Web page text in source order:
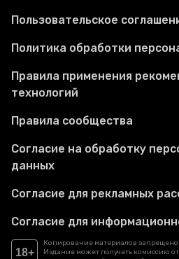
Пользовательское
Политика обработки
Правила применения
технологий
Правила сообщества
Согласие на обработку
данных
Согласие для рекламных
Согласие для
18+
Копирование материалов запрещено
Издание может получать комиссию